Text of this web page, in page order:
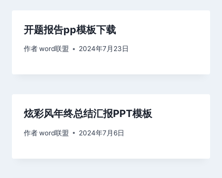
开题报告pp模板下载
作者word联盟 2024年7月23日
炫彩风年终总结汇报PPT模板
作者word联盟 2024年7月6日